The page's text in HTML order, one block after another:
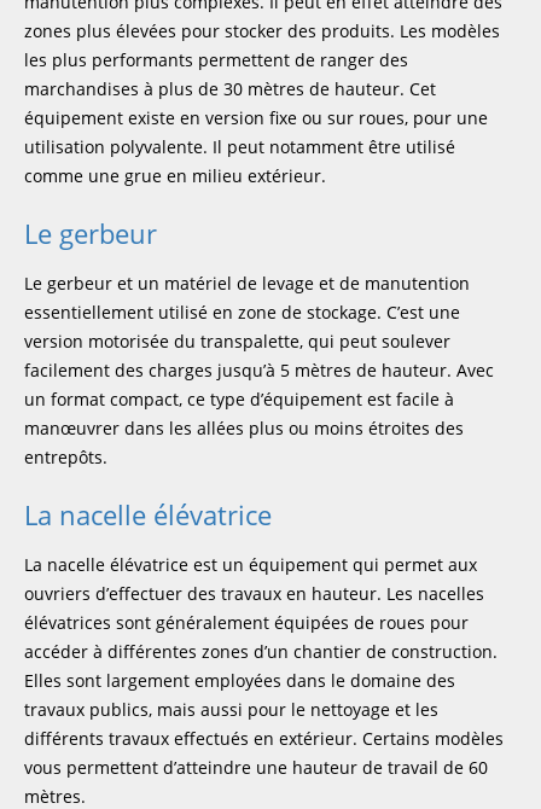
zones plus élevées pour stocker des produits. Les modèles
les plus performants permettent de ranger des
marchandises à plus de 30 mètres de hauteur. Cet
équipement existe en version fixe ou sur roues, pour une
utilisation polyvalente. Il peut notamment être utilisé
comme une grue en milieu extérieur.
Le gerbeur
Le gerbeur et un matériel de levage et de manutention
essentiellement utilisé en zone de stockage. C’est une
version motorisée du transpalette, qui peut soulever
facilement des charges jusqu’à 5 mètres de hauteur. Avec
un format compact, ce type d’équipement est facile à
manœuvrer dans les allées plus ou moins étroites des
entrepôts.
La nacelle élévatrice
La nacelle élévatrice est un équipement qui permet aux
ouvriers d’effectuer des travaux en hauteur. Les nacelles
élévatrices sont généralement équipées de roues pour
accéder à différentes zones d’un chantier de construction.
Elles sont largement employées dans le domaine des
travaux publics, mais aussi pour le nettoyage et les
différents travaux effectués en extérieur. Certains modèles
vous permettent d’atteindre une hauteur de travail de 60
mètres.